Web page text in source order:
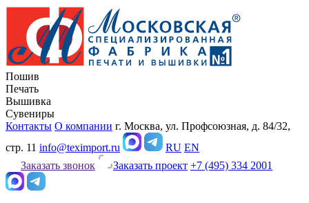
Пошив
Печать
Вышивка
Сувениры
Контакты О компании г. Москва, ул. Профсоюзная, д. 84/32,
стр. 11 info@teximport.ru RU EN
Заказать звонок
Заказать проект +7 (495) 334 2001